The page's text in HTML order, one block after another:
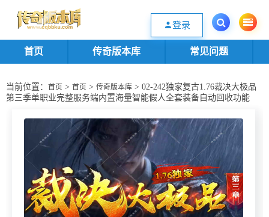
欢迎您光临传奇版本库资源下载站，一个优质的传奇版本源码基地。欢迎选购
登录
首页 传奇版本库 常见问题
当前位置： 首页 > 首页 > 传奇版本库 > 02-242独家复古1.76裁决大极品
第三季单职业完整服务端内置海量智能假人全套装备自动回收功能